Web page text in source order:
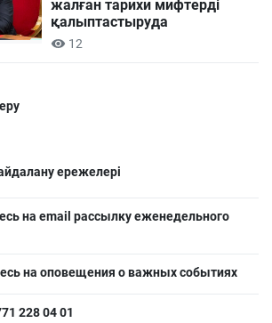
жалған тарихи мифтерді
қалыптастыруда
12
ережелері
на email рассылку еженедельного
на оповещения о важных событиях
228 04 01